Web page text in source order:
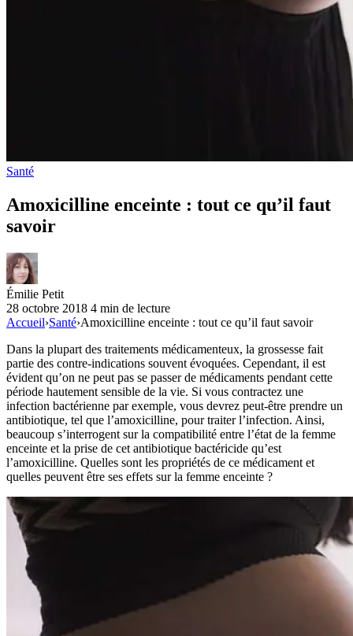
Santé
Amoxicilline enceinte : tout ce qu’il faut
savoir
Émilie Petit
28 octobre 2018 4 min de lecture
Accueil›Santé›Amoxicilline enceinte : tout ce qu’il faut savoir
Dans la plupart des traitements médicamenteux, la grossesse fait
partie des contre-indications souvent évoquées. Cependant, il est
évident qu’on ne peut pas se passer de médicaments pendant cette
période hautement sensible de la vie. Si vous contractez une
infection bactérienne par exemple, vous devrez peut-être prendre un
antibiotique, tel que l’amoxicilline, pour traiter l’infection. Ainsi,
beaucoup s’interrogent sur la compatibilité entre l’état de la femme
enceinte et la prise de cet antibiotique bactéricide qu’est
l’amoxicilline. Quelles sont les propriétés de ce médicament et
quelles peuvent être ses effets sur la femme enceinte ?